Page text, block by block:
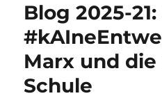
Blog 2025-
Marx und
Schule